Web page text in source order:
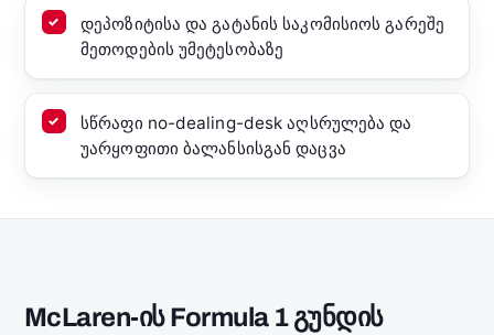
დეპოზიტისა და გატანის საკომისიოს გარეშე
მეთოდების უმეტესობაზე
სწრაფი no-dealing-desk აღსრულება და
უარყოფითი ბალანსისგან დაცვა
McLaren-ის Formula 1 გუნდის